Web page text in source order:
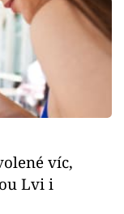
víc,
Lvi i